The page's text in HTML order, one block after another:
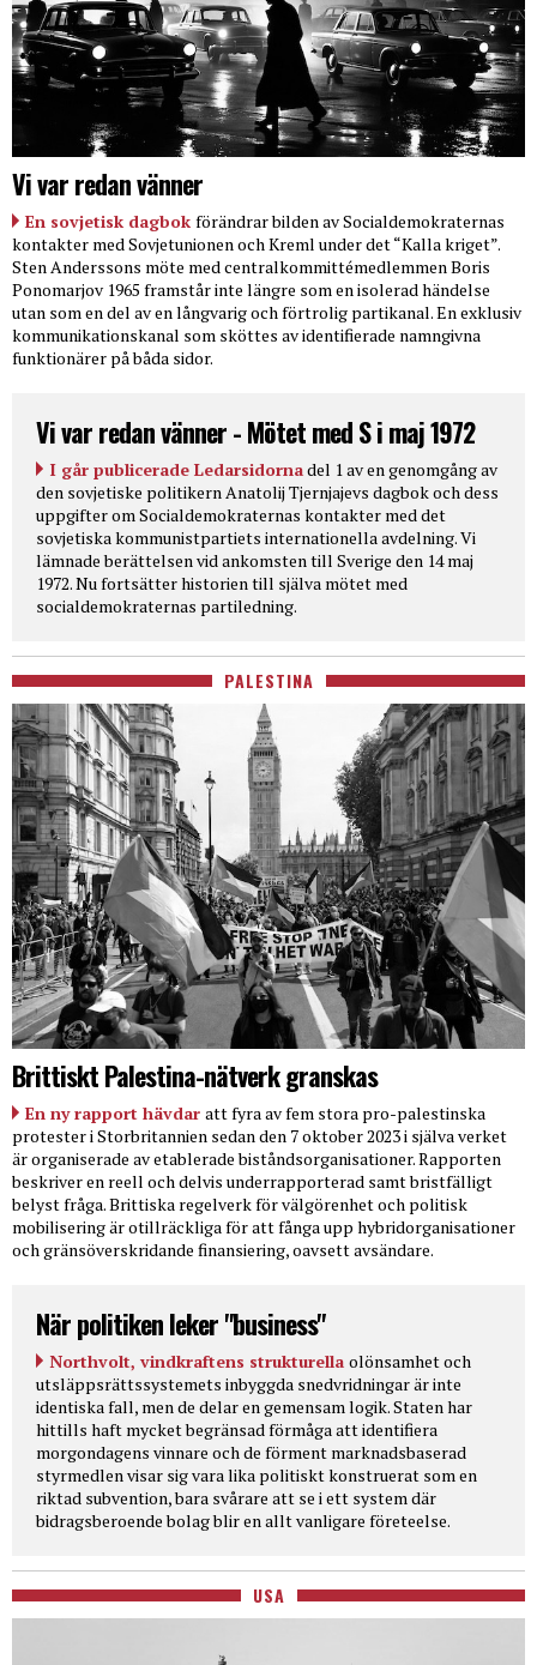
Vi var redan vänner
En sovjetisk dagbok förändrar bilden av Socialdemokraternas
kontakter med Sovjetunionen och Kreml under det “Kalla kriget”.
Sten Anderssons möte med centralkommittémedlemmen Boris
Ponomarjov 1965 framstår inte längre som en isolerad händelse
utan som en del av en långvarig och förtrolig partikanal. En exklusiv
kommunikationskanal som sköttes av identifierade namngivna
funktionärer på båda sidor.
Vi var redan vänner - Mötet med S i maj 1972
I går publicerade Ledarsidornadel 1 av en genomgång av
den sovjetiske politikern Anatolij Tjernjajevs dagbok och dess
uppgifter om Socialdemokraternas kontakter med det
sovjetiska kommunistpartiets internationella avdelning. Vi
lämnade berättelsen vid ankomsten till Sverige den 14 maj
1972. Nu fortsätter historien till själva mötet med
socialdemokraternas partiledning.
PALESTINA
Brittiskt Palestina-nätverk granskas
En ny rapport hävdar att fyra av fem stora pro-palestinska
protester i Storbritannien sedan den 7 oktober 2023 i själva verket
är organiserade av etablerade biståndsorganisationer. Rapporten
beskriver en reell och delvis underrapporterad samt bristfälligt
belyst fråga. Brittiska regelverk för välgörenhet och politisk
mobilisering är otillräckliga för att fånga upp hybridorganisationer
och gränsöverskridande finansiering, oavsett avsändare.
När politiken leker "business"
Northvolt, vindkraftens strukturella olönsamhet och
utsläppsrättssystemets inbyggda snedvridningar är inte
identiska fall, men de delar en gemensam logik. Staten har
hittills haft mycket begränsad förmåga att identifiera
morgondagens vinnare och de förment marknadsbaserad
styrmedlen visar sig vara lika politiskt konstruerat som en
riktad subvention, bara svårare att se i ett system där
bidragsberoende bolag blir en allt vanligare företeelse.
USA